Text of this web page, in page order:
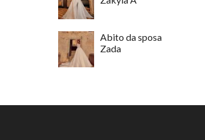
Abito da sposa
Zada